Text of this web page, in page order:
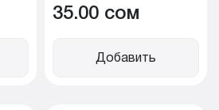
35.00 cом
Добавить